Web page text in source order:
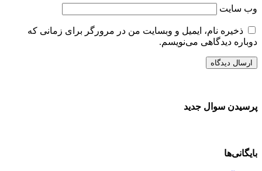
وب‌ سایت
ذخیره نام، ایمیل و وبسایت من در مرورگر برای زمانی که
دوباره دیدگاهی می‌نویسم.
پرسیدن سوال جدید
بایگانی‌ها